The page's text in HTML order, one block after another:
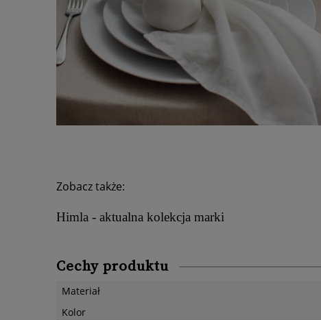
Zobacz także:
Himla - aktualna kolekcja marki
Cechy produktu
Materiał
Kolor